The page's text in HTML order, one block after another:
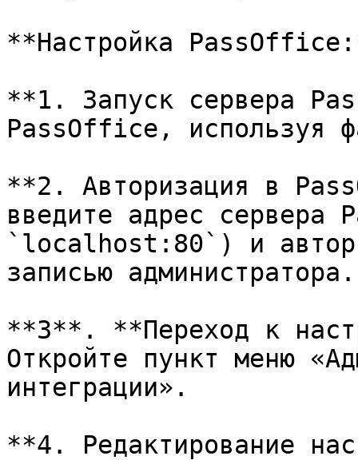
**Настройка
**1. Запуск сервера
PassOffice, используя
**2. Авторизация в
введите адрес сервера
`localhost:80`) и
записью администратора.
**3**. **Переход к
Откройте пункт меню
интеграции».
**4. Редактирование